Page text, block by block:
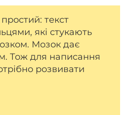
текст
які стукають
Мозок дає
Тож для написання
розвивати